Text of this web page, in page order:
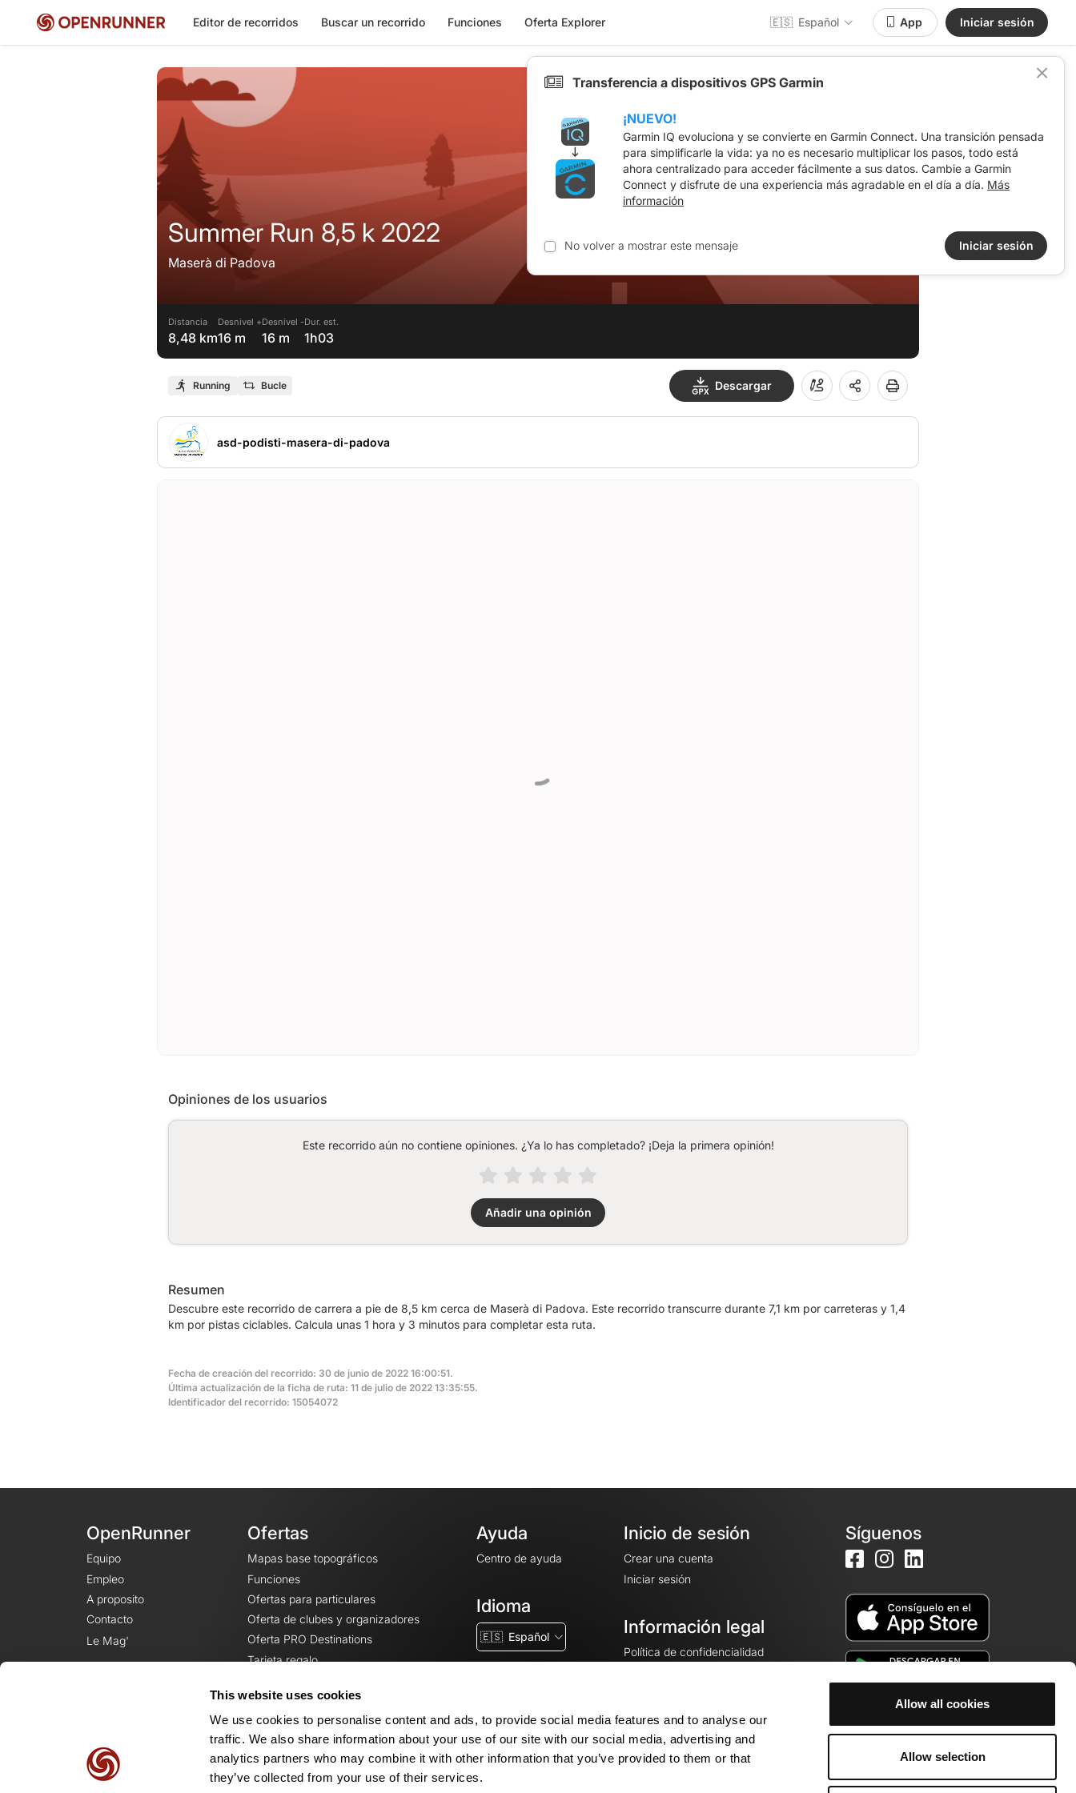
This website uses cookies
We use cookies to personalise content and ads, to provide social media features and to analyse our
traffic. We also share information about your use of our site with our social media, advertising and
analytics partners who may combine it with other information that you’ve provided to them or that
they’ve collected from your use of their services.
Allow all cookies
Allow selection
Editor de recorridos Buscar un recorrido Funciones Oferta Explorer 🇪🇸 Español App Iniciar sesión
Summer Run 8,5 k 2022
Maserà di Padova
Distancia
8,48 km
Desnivel +
16 m
Desnivel -
16 m
Dur. est.
1h03
Running Bucle Descargar
asd-podisti-masera-di-padova
Opiniones de los usuarios
Este recorrido aún no contiene opiniones. ¿Ya lo has completado? ¡Deja la primera opinión!
Añadir una opinión
Resumen
Descubre este recorrido de carrera a pie de 8,5 km cerca de Maserà di Padova. Este recorrido transcurre durante 7,1 km por carreteras y 1,4
km por pistas ciclables. Calcula unas 1 hora y 3 minutos para completar esta ruta.
Fecha de creación del recorrido: 30 de junio de 2022 16:00:51.
Última actualización de la ficha de ruta: 11 de julio de 2022 13:35:55.
Identificador del recorrido: 15054072
OpenRunner
Equipo
Empleo
A proposito
Contacto
Le Mag'
Ofertas
Mapas base topográficos
Funciones
Ofertas para particulares
Oferta de clubes y organizadores
Oferta PRO Destinations
Tarjeta regalo
Ayuda
Centro de ayuda
Idioma
🇪🇸 Español
Inicio de sesión
Crear una cuenta
Iniciar sesión
Información legal
Política de confidencialidad
Avisos legales
Configuración de cookies
Síguenos
Transferencia a dispositivos GPS Garmin
¡NUEVO!
Garmin IQ evoluciona y se convierte en Garmin Connect. Una transición pensada
para simplificarle la vida: ya no es necesario multiplicar los pasos, todo está
ahora centralizado para acceder fácilmente a sus datos. Cambie a Garmin
Connect y disfrute de una experiencia más agradable en el día a día. Más
información
No volver a mostrar este mensaje Iniciar sesión